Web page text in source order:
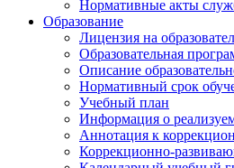
Нормативные акты
Образование
Лицензия на
Образовательная
Описание
Нормативный срок
Учебный план
Информация о
Аннотация к
Коррекционно-